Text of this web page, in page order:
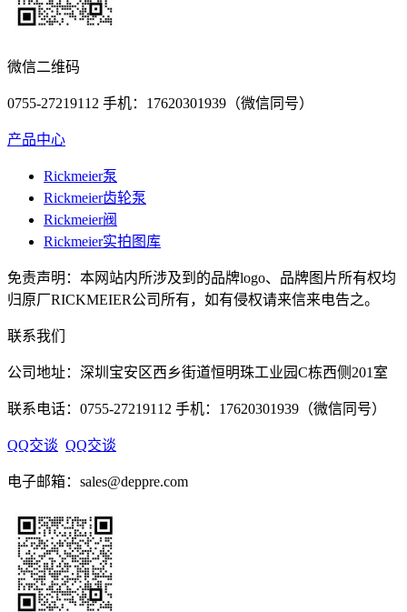
微信二维码
0755-27219112 手机：17620301939（微信同号）
产品中心
Rickmeier泵
Rickmeier齿轮泵
Rickmeier阀
Rickmeier实拍图库
免责声明：本网站内所涉及到的品牌logo、品牌图片所有权均
归原厂RICKMEIER公司所有，如有侵权请来信来电告之。
联系我们
公司地址：深圳宝安区西乡街道恒明珠工业园C栋西侧201室
联系电话：0755-27219112 手机：17620301939（微信同号）
QQ交谈 QQ交谈
电子邮箱：sales@deppre.com